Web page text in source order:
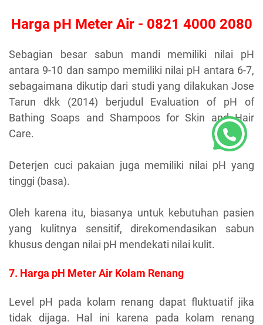
Harga pH Meter Air - 0821 4000 2080
Sebagian besar sabun mandi memiliki nilai pH
antara 9-10 dan sampo memiliki nilai pH antara 6-7,
sebagaimana dikutip dari studi yang dilakukan Jose
Tarun dkk (2014) berjudul Evaluation of pH of
Bathing Soaps and Shampoos for Skin and Hair
Care.
Deterjen cuci pakaian juga memiliki nilai pH yang
tinggi (basa).
Oleh karena itu, biasanya untuk kebutuhan pasien
yang kulitnya sensitif, direkomendasikan sabun
khusus dengan nilai pH mendekati nilai kulit.
7. Harga pH Meter Air Kolam Renang
Level pH pada kolam renang dapat fluktuatif jika
tidak dijaga. Hal ini karena pada kolam renang